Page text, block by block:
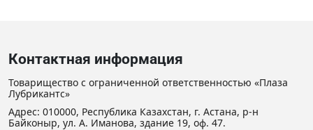
Контактная информация
Товарищество с ограниченной ответственностью «Плаза
Лубрикантс»
Адрес: 010000, Республика Казахстан, г. Астана, р-н
Байконыр, ул. А. Иманова, здание 19, оф. 47.